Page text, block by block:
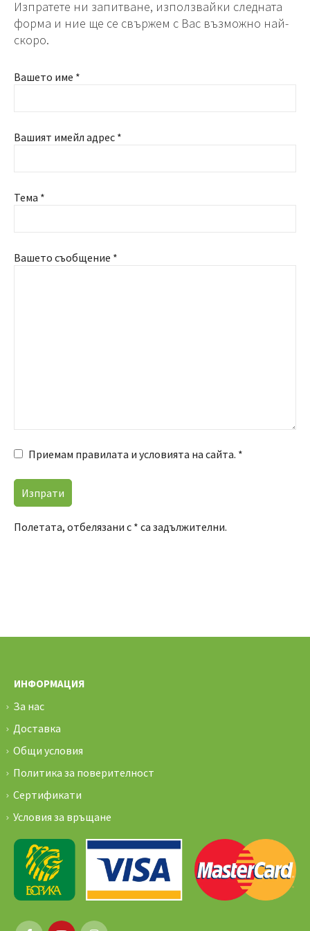
Изпратете ни запитване, използвайки следната
форма и ние ще се свържем с Вас възможно най-
скоро.
Вашето име *
Вашият имейл адрес *
Тема *
Вашето съобщение *
Приемам правилата и условията на сайта. *
Полетата, отбелязани с * са задължителни.
ИНФОРМАЦИЯ
За нас
Доставка
Общи условия
Политика за поверителност
Сертификати
Условия за връщане